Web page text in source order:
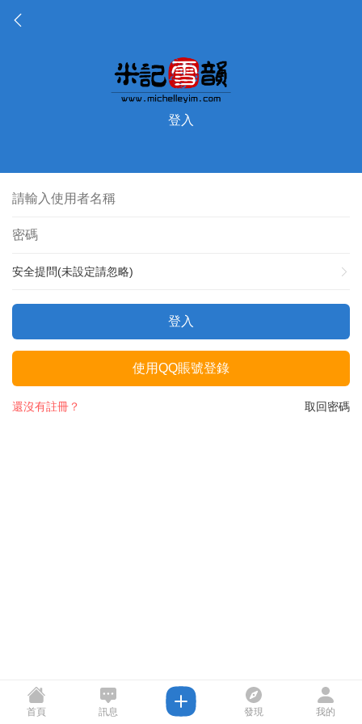
登入
安全提問(未設定請忽略)
登入
使用QQ賬號登錄
取回密碼
還沒有註冊？
首頁 訊息 發現 我的